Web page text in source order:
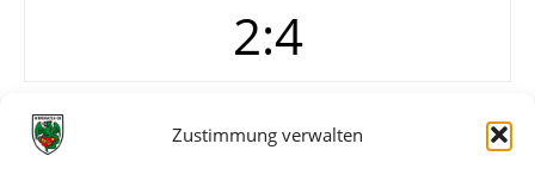
Zustimmung verwalten
2:4
0:1 Völkl (13.)
0:2 Völkl (20.)